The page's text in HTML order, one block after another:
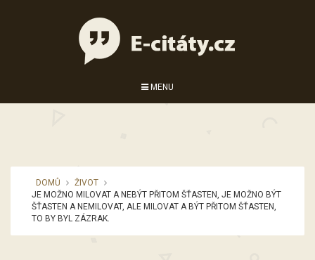
MENU
DOMŮ
ŽIVOT
JE MOŽNO MILOVAT A NEBÝT PŘITOM ŠŤASTEN, JE MOŽNO BÝT
ŠŤASTEN A NEMILOVAT, ALE MILOVAT A BÝT PŘITOM ŠŤASTEN,
TO BY BYL ZÁZRAK.